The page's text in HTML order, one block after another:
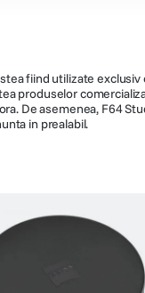
fiind utilizate
produselor
De asemenea, F64
in prealabil.